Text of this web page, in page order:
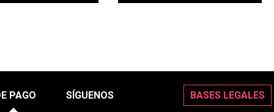
PAGO SÍGUENOS BASES LEGALES